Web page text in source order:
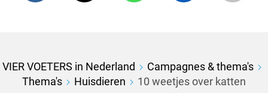
VIER VOETERS in Nederland
Campagnes & thema's
Thema's
Huisdieren 10 weetjes over katten